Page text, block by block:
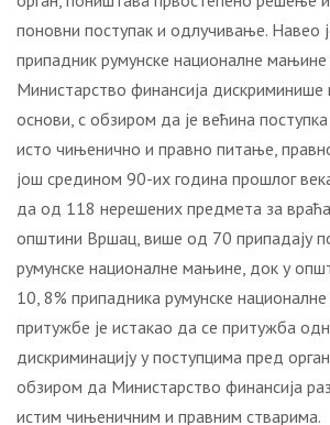
поновни поступак и одлучивање. Навео
припадник румунске националне
Министарство финансија дискриминише
основи, с обзиром да је већина
исто чињенично и правно питање,
још средином 90-их година прошлог
да од 118 нерешених предмета за
општини Вршац, више од 70 припадају
румунске националне мањине, док у
10, 8% припадника румунске
притужбе је истакао да се притужба
дискриминацију у поступцима пред
обзиром да Министарство финансија
истим чињеничним и правним стварима.